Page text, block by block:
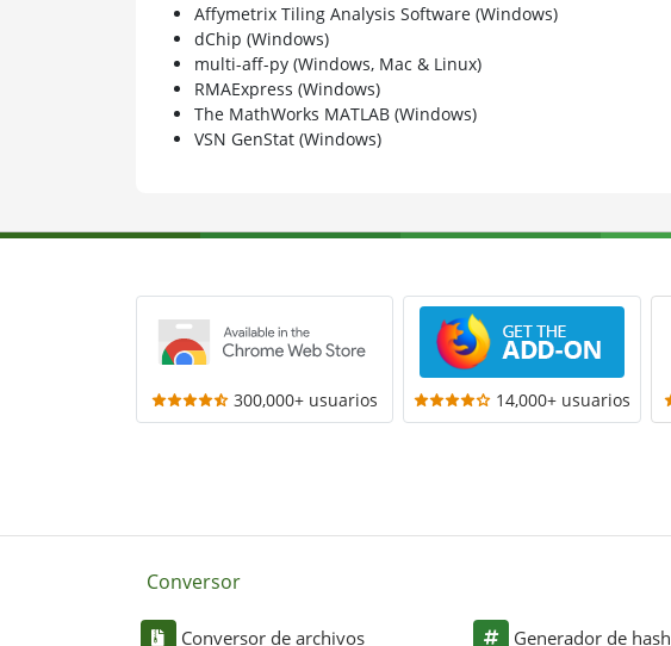
Affymetrix Tiling Analysis Software (Windows)
dChip (Windows)
multi-aff-py (Windows, Mac & Linux)
RMAExpress (Windows)
The MathWorks MATLAB (Windows)
VSN GenStat (Windows)
300,000+ usuarios 14,000+ usuarios
Conversor
Conversor de archivos Generador de hash